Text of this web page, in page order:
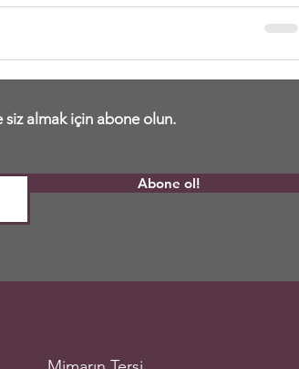
almak için abone olun.
Abone ol!